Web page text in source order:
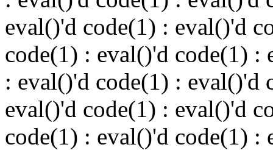
eval()'d code(1) : eval()'d
code(1) : eval()'d code(1) :
: eval()'d code(1) : eval()'d
eval()'d code(1) : eval()'d
code(1) : eval()'d code(1) :